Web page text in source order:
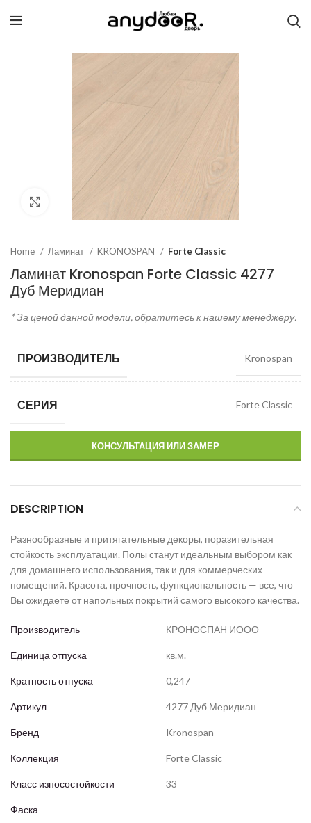
Click to enlarge
Home Ламинат KRONOSPAN Forte Classic
Ламинат Kronospan Forte Classic 4277
Дуб Меридиан
* За ценой данной модели, обратитесь к нашему менеджеру.
ПРОИЗВОДИТЕЛЬ Kronospan
СЕРИЯ Forte Classic
КОНСУЛЬТАЦИЯ ИЛИ ЗАМЕР
DESCRIPTION
Разнообразные и притягательные декоры, поразительная
стойкость эксплуатации. Полы станут идеальным выбором как
для домашнего использования, так и для коммерческих
помещений. Красота, прочность, функциональность — все, что
Вы ожидаете от напольных покрытий самого высокого качества.
Производитель КРОНОСПАН ИООО
Единица отпуска кв.м.
Кратность отпуска 0,247
Артикул 4277 Дуб Меридиан
Бренд Kronospan
Коллекция Forte Classic
Класс износостойкости 33
Фаска